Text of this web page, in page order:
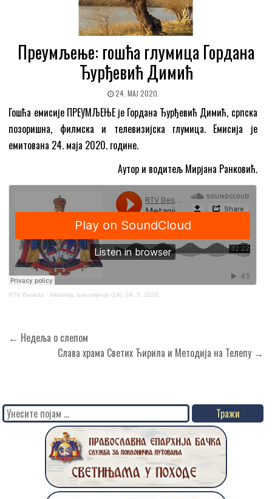
Преумљење: гошћа глумица Гордана
Ђурђевић Димић
24. МАЈ 2020.
Гошћа емисије ПРЕУМЉЕЊЕ је Гордана Ђурђевић Димић, српска
позоришна, филмска и телевизијска глумица. Емисија је
емитована 24. маја 2020. године.
Аутор и водитељ Мирјана Ранковић.
RTV Beseda · Metanija, preumljenje (14), 24. 5. 2020.
Кретање
чланка
← Недеља о слепом
Слава храма Светих Ћирила и Методија на Телепу →
Search
for: